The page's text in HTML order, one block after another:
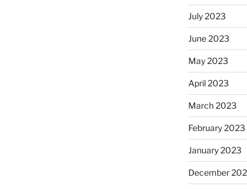
July 2023
June 2023
May 2023
April 2023
March 2023
February 2023
January 2023
December